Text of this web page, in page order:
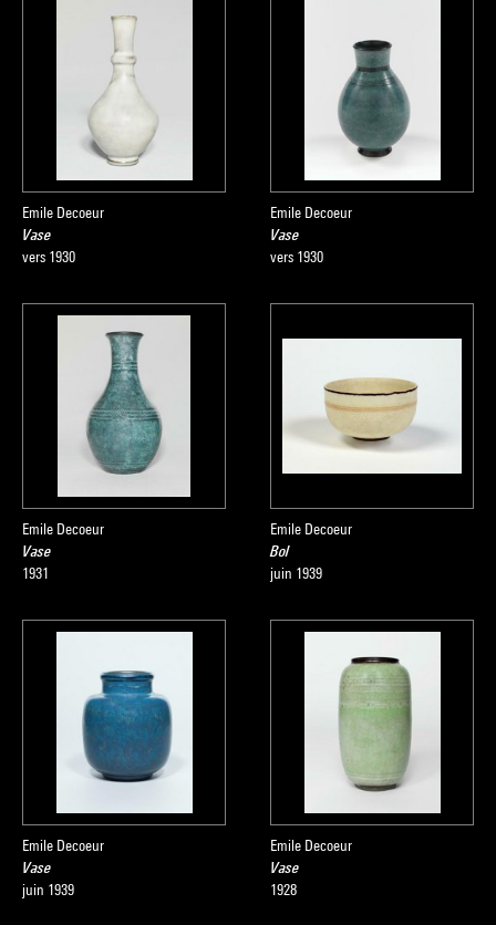
Emile Decoeur
Vase
vers 1930
Emile Decoeur
Vase
vers 1930
Emile Decoeur
Vase
1931
Emile Decoeur
Bol
juin 1939
Emile Decoeur
Vase
juin 1939
Emile Decoeur
Vase
1928